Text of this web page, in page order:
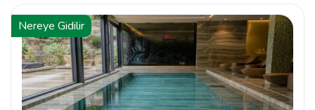
Nereye Gidilir